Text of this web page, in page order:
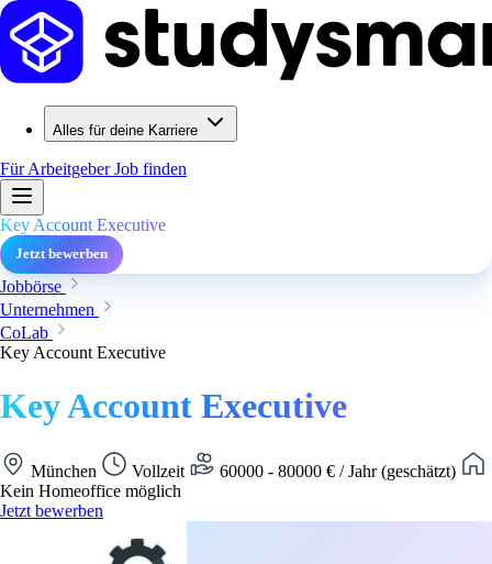
Alles für deine Karriere
Für ArbeitgeberJob finden
Key Account Executive
Jetzt bewerben
Jobbörse
Unternehmen
CoLab
Key Account Executive
Key Account Executive
München Vollzeit
60000 - 80000 € / Jahr (geschätzt)
Kein Homeoffice möglich
Jetzt bewerben